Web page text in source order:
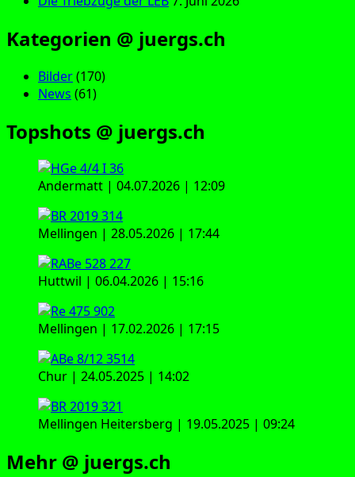
Kategorien @ juergs.ch
Bilder(170)
News (61)
Topshots @ juergs.ch
Andermatt | 04.07.2026 | 12:09
Mellingen | 28.05.2026 | 17:44
Huttwil | 06.04.2026 | 15:16
Mellingen | 17.02.2026 | 17:15
Chur | 24.05.2025 | 14:02
Mellingen Heitersberg | 19.05.2025 | 09:24
Mehr @ juergs.ch